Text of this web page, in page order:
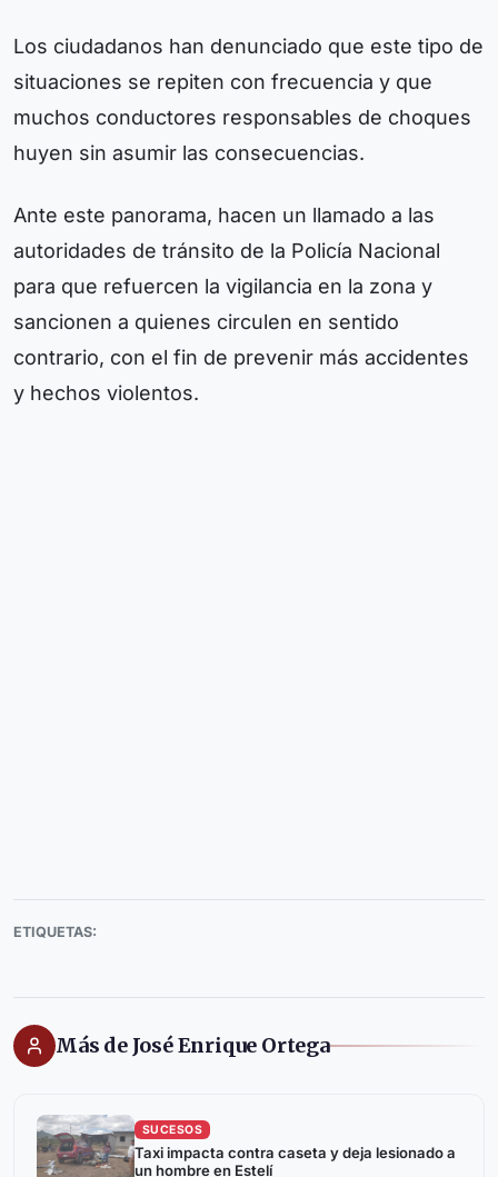
Los ciudadanos han denunciado que este tipo de
situaciones se repiten con frecuencia y que
muchos conductores responsables de choques
huyen sin asumir las consecuencias.
Ante este panorama, hacen un llamado a las
autoridades de tránsito de la Policía Nacional
para que refuercen la vigilancia en la zona y
sancionen a quienes circulen en sentido
contrario, con el fin de prevenir más accidentes
y hechos violentos.
ETIQUETAS:
Más de José Enrique Ortega
SUCESOS
Taxi impacta contra caseta y deja lesionado a
un hombre en Estelí